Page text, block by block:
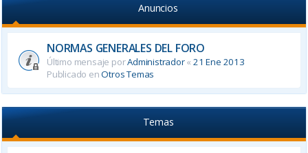
Anuncios
NORMAS GENERALES DEL FORO
Último mensaje porAdministrador«21 Ene 2013
Publicado enOtros Temas
Temas